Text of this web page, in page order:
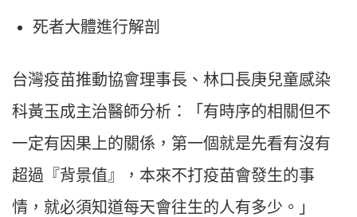
死者大體進行解剖
台灣疫苗推動協會理事長、林口長庚兒童感染
科黃玉成主治醫師分析：「有時序的相關但不
一定有因果上的關係，第一個就是先看有沒有
超過『背景值』，本來不打疫苗會發生的事
情，就必須知道每天會往生的人有多少。」